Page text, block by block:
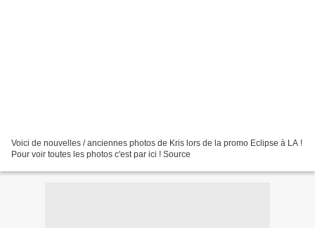
Voici de nouvelles / anciennes photos de Kris lors de la promo Eclipse à LA !
Pour voir toutes les photos c'est par ici ! Source